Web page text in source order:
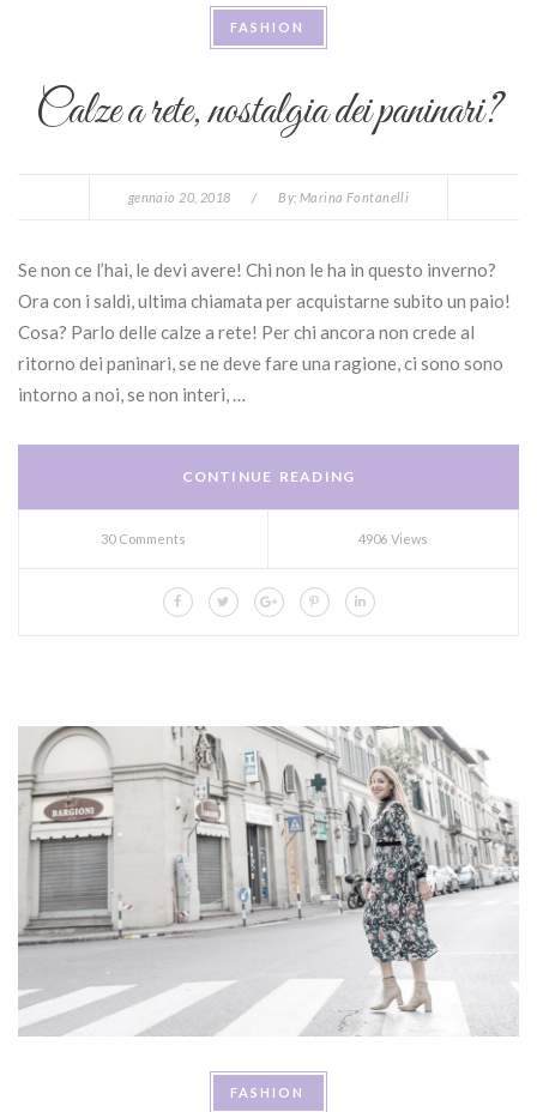
FASHION
Calze a rete, nostalgia dei paninari?
gennaio 20, 2018 / By: Marina Fontanelli
Se non ce l’hai, le devi avere! Chi non le ha in questo inverno?
Ora con i saldi, ultima chiamata per acquistarne subito un paio!
Cosa? Parlo delle calze a rete! Per chi ancora non crede al
ritorno dei paninari, se ne deve fare una ragione, ci sono sono
intorno a noi, se non interi, …
CONTINUE READING
30 Comments 4906 Views
FASHION